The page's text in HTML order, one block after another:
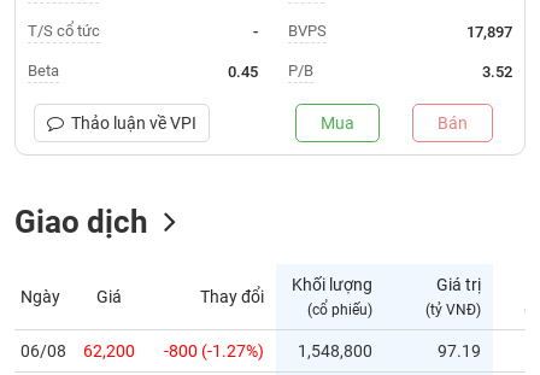
Trạng
thái
phiếu
thị
trường
yết
Niêm
T/S cổ tức -
Beta 0.45
BVPS 17,897
P/B 3.52
Thảo luận vềVPI Mua Bán
Giao dịch
Ngày Giá Thay đổi
Khối lượng
(cổ phiếu)
Giá trị
(tỷ VNĐ)
06/08 62,200 -800 (-1.27%) 1,548,800 97.19
NGÀNH
NGHIỆP
CỔ